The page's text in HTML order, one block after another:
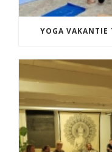
YOGA VAKANTIE